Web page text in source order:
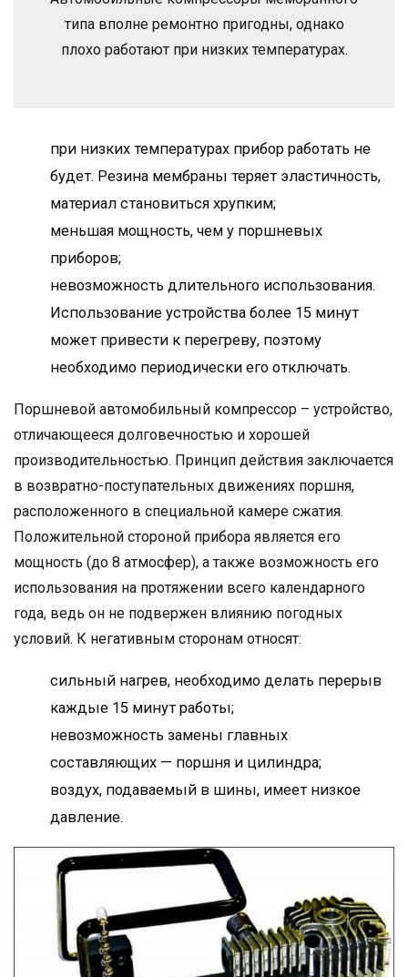
типа вполне ремонтно пригодны, однако
плохо работают при низких температурах.
при низких температурах прибор работать не
будет. Резина мембраны теряет эластичность,
материал становиться хрупким;
меньшая мощность, чем у поршневых
приборов;
невозможность длительного использования.
Использование устройства более 15 минут
может привести к перегреву, поэтому
необходимо периодически его отключать.
Поршневой автомобильный компрессор – устройство,
отличающееся долговечностью и хорошей
производительностью. Принцип действия заключается
в возвратно-поступательных движениях поршня,
расположенного в специальной камере сжатия.
Положительной стороной прибора является его
мощность (до 8 атмосфер), а также возможность его
использования на протяжении всего календарного
года, ведь он не подвержен влиянию погодных
условий. К негативным сторонам относят:
сильный нагрев, необходимо делать перерыв
каждые 15 минут работы;
невозможность замены главных
составляющих — поршня и цилиндра;
воздух, подаваемый в шины, имеет низкое
давление.